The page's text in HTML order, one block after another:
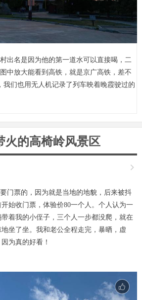
出名是因为他的第一道水可以直接喝，二
中放大能看到高铁，就是京广高铁，差不
我们也用无人机记录了列车映着晚霞驶过的
火的高椅岭风景区

门票的，因为就是当地的地貌，后来被抖
始收门票，体验价80一个人。个人认为一
着我的小侄子，三个人一步都没爬，就在
坐了坐。我和老公全程走完，暴晒，虚
为真的好看！